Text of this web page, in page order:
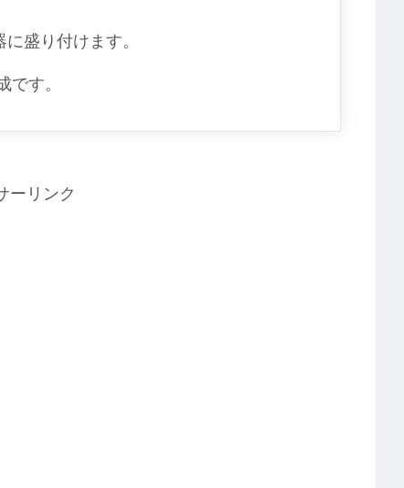
盛り付けます。
です。
ーリンク